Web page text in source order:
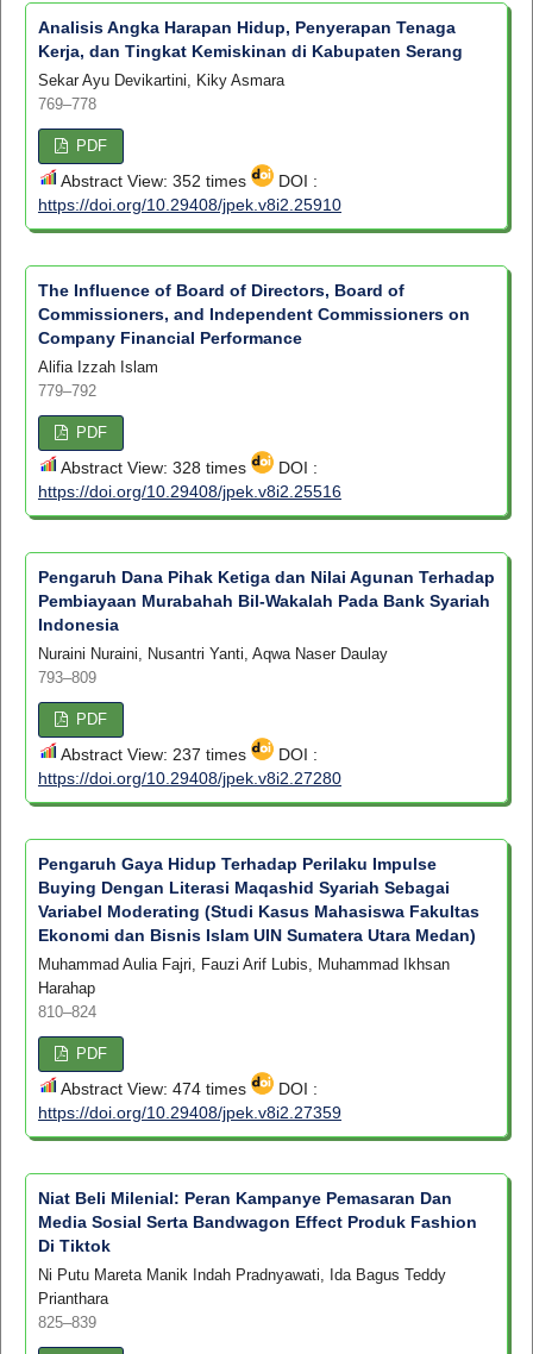
Analisis Angka Harapan Hidup, Penyerapan Tenaga
Kerja, dan Tingkat Kemiskinan di Kabupaten Serang
Sekar Ayu Devikartini, Kiky Asmara
769–778
PDF
Abstract View: 352 times
DOI :
https://doi.org/10.29408/jpek.v8i2.25910
The Influence of Board of Directors, Board of
Commissioners, and Independent Commissioners on
Company Financial Performance
Alifia Izzah Islam
779–792
PDF
Abstract View: 328 times
DOI :
https://doi.org/10.29408/jpek.v8i2.25516
Pengaruh Dana Pihak Ketiga dan Nilai Agunan Terhadap
Pembiayaan Murabahah Bil-Wakalah Pada Bank Syariah
Indonesia
Nuraini Nuraini, Nusantri Yanti, Aqwa Naser Daulay
793–809
PDF
Abstract View: 237 times
DOI :
https://doi.org/10.29408/jpek.v8i2.27280
Pengaruh Gaya Hidup Terhadap Perilaku Impulse
Buying Dengan Literasi Maqashid Syariah Sebagai
Variabel Moderating (Studi Kasus Mahasiswa Fakultas
Ekonomi dan Bisnis Islam UIN Sumatera Utara Medan)
Muhammad Aulia Fajri, Fauzi Arif Lubis, Muhammad Ikhsan
Harahap
810–824
PDF
Abstract View: 474 times
DOI :
https://doi.org/10.29408/jpek.v8i2.27359
Niat Beli Milenial: Peran Kampanye Pemasaran Dan
Media Sosial Serta Bandwagon Effect Produk Fashion
Di Tiktok
Ni Putu Mareta Manik Indah Pradnyawati, Ida Bagus Teddy
Prianthara
825–839